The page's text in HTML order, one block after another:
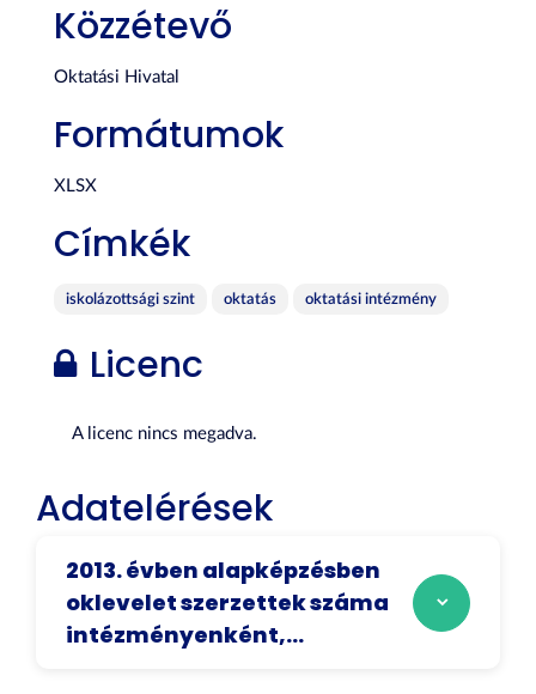
Közzétevő
Oktatási Hivatal
Formátumok
XLSX
Címkék
iskolázottsági szint oktatás oktatási intézmény
Licenc
A licenc nincs megadva.
Adatelérések
2013. évben alapképzésben
oklevelet szerzettek száma
intézményenként,...